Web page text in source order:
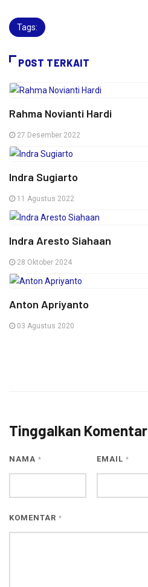
Tags:
POST TERKAIT
Rahma Novianti Hardi
27 Desember 2022
Indra Sugiarto
11 Agustus 2022
Indra Aresto Siahaan
28 Oktober 2024
Anton Apriyanto
03 Agustus 2020
Tinggalkan Komentar
NAMA * EMAIL *
KOMENTAR *